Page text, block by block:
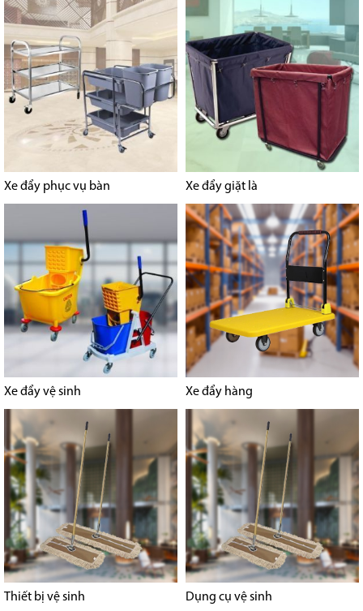
Xe đẩy phục vụ bàn Xe đẩy giặt là
Xe đẩy vệ sinh Xe đẩy hàng
Thiết bị vệ sinh Dụng cụ vệ sinh